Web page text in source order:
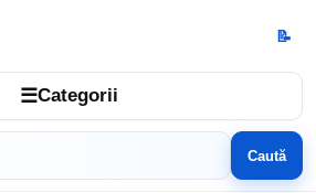
☰Categorii
Caută
📝